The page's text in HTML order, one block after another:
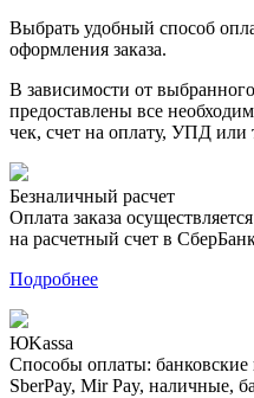
Выбрать удобный способ
оформления заказа.
В зависимости от
предоставлены все
чек, счет на оплату, УПД или
Безналичный расчет
Оплата заказа
на расчетный счет в
Подробнее
ЮKassa
Способы оплаты:
SberPay, Mir Pay, наличные,